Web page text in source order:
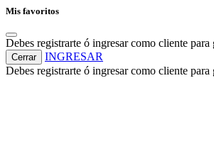
Mis favoritos
Debes registrarte ó ingresar como cliente
Cerrar
INGRESAR
Debes registrarte ó ingresar como cliente